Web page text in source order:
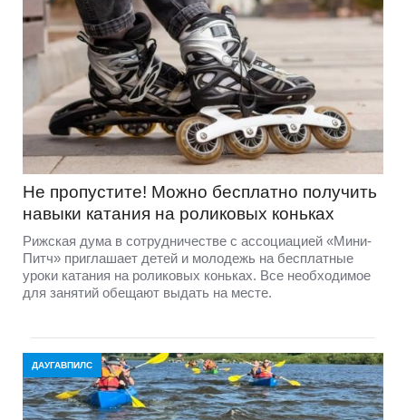
Не пропустите! Можно бесплатно получить
навыки катания на роликовых коньках
Рижская дума в сотрудничестве с ассоциацией «Мини-
Питч» приглашает детей и молодежь на бесплатные
уроки катания на роликовых коньках. Все необходимое
для занятий обещают выдать на месте.
ДАУГАВПИЛС